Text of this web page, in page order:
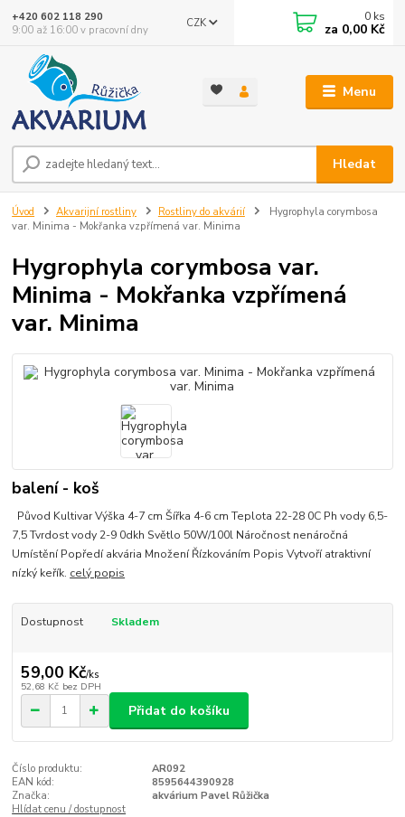
Menu
CZK
Hledat
+420 602 118 290
9:00 až 16:00 v pracovní dny
0 ks
za 0,00 Kč
Úvod Akvarijní rostliny Rostliny do akvárií
Hygrophyla corymbosa
var. Minima - Mokřanka vzpřímená var. Minima
Hygrophyla corymbosa var.
Minima - Mokřanka vzpřímená
var. Minima
balení - koš
Původ Kultivar Výška 4-7 cm Šířka 4-6 cm Teplota 22-28 0C Ph vody 6,5-
7,5 Tvrdost vody 2-9 0dkh Světlo 50W/100l Náročnost nenáročná
Umístění Popředí akvária Množení Řízkováním Popis Vytvoří atraktivní
nízký keřík. celý popis
Dostupnost Skladem
59,00 Kč/ks
52,68 Kč bez DPH
Přidat do košíku
Číslo produktu:
AR092
EAN kód:
8595644390928
Značka:
akvárium Pavel Růžička
Hlídat cenu / dostupnost